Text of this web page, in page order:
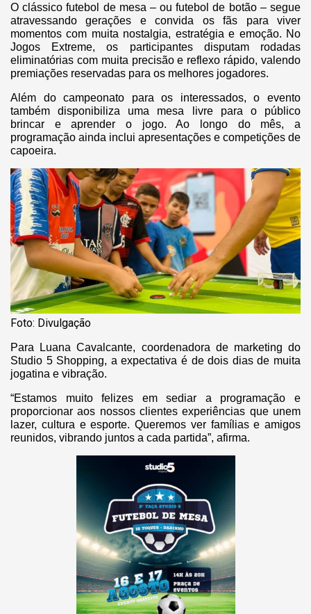
O clássico futebol de mesa – ou futebol de botão – segue
atravessando gerações e convida os fãs para viver
momentos com muita nostalgia, estratégia e emoção. No
Jogos Extreme, os participantes disputam rodadas
eliminatórias com muita precisão e reflexo rápido, valendo
premiações reservadas para os melhores jogadores.
Além do campeonato para os interessados, o evento
também disponibiliza uma mesa livre para o público
brincar e aprender o jogo. Ao longo do mês, a
programação ainda inclui apresentações e competições de
capoeira.
Foto: Divulgação
Para Luana Cavalcante, coordenadora de marketing do
Studio 5 Shopping, a expectativa é de dois dias de muita
jogatina e vibração.
“Estamos muito felizes em sediar a programação e
proporcionar aos nossos clientes experiências que unem
lazer, cultura e esporte. Queremos ver famílias e amigos
reunidos, vibrando juntos a cada partida”, afirma.